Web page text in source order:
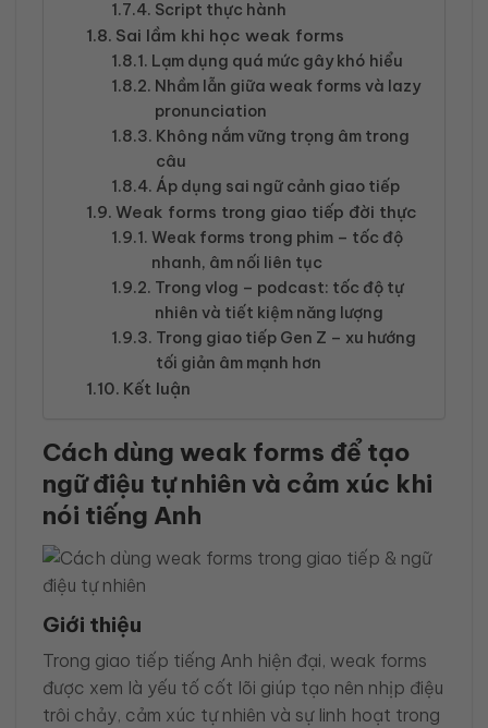
Script thực hành
Sai lầm khi học weak forms
Lạm dụng quá mức gây khó hiểu
Nhầm lẫn giữa weak forms và lazy
pronunciation
Không nắm vững trọng âm trong
câu
Áp dụng sai ngữ cảnh giao tiếp
Weak forms trong giao tiếp đời thực
Weak forms trong phim – tốc độ
nhanh, âm nối liên tục
Trong vlog – podcast: tốc độ tự
nhiên và tiết kiệm năng lượng
Trong giao tiếp Gen Z – xu hướng
tối giản âm mạnh hơn
Kết luận
Cách dùng weak forms để tạo
ngữ điệu tự nhiên và cảm xúc khi
nói tiếng Anh
Giới thiệu
Trong giao tiếp tiếng Anh hiện đại, weak forms
được xem là yếu tố cốt lõi giúp tạo nên nhịp điệu
trôi chảy, cảm xúc tự nhiên và sự linh hoạt trong